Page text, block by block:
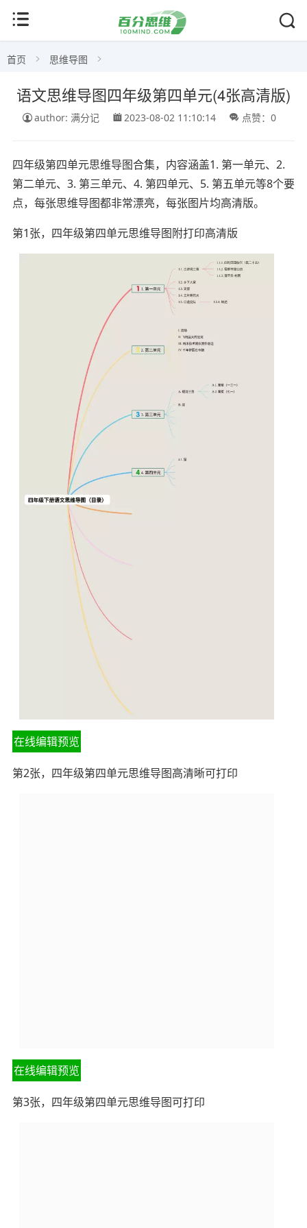
首页 思维导图
语文思维导图四年级第四单元(4张高清版)
author: 满分记 2023-08-02 11:10:14 点赞：0
四年级第四单元思维导图合集，内容涵盖1. 第一单元、2.
第二单元、3. 第三单元、4. 第四单元、5. 第五单元等8个要
点，每张思维导图都非常漂亮，每张图片均高清版。
第1张，四年级第四单元思维导图附打印高清版
在线编辑预览
第2张，四年级第四单元思维导图高清晰可打印
在线编辑预览
第3张，四年级第四单元思维导图可打印